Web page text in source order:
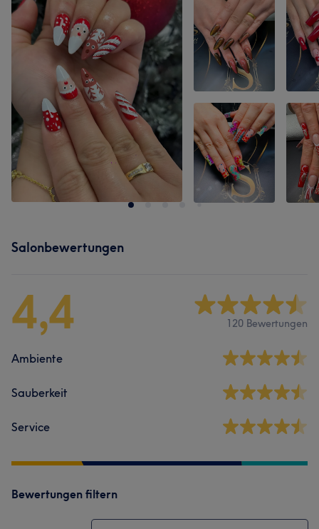
Salonbewertungen
4,4 120 Bewertungen
Ambiente
Sauberkeit
Service
Bewertungen filtern